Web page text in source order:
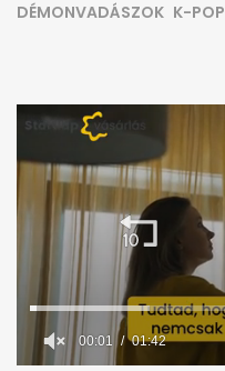
DÉMONVADÁSZOK K-POP